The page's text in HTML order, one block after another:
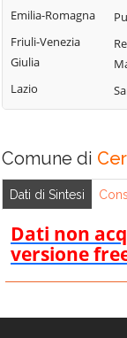
Emilia-Romagna
Friuli-Venezia
Giulia
Lazio
Comune di
Dati di Sintesi
Dati non
versione